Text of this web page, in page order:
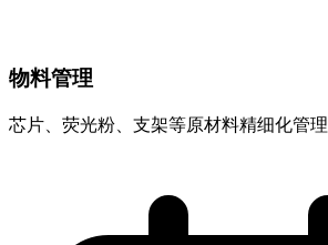
物料管理
芯片、荧光粉、支架等原材料精细化管理